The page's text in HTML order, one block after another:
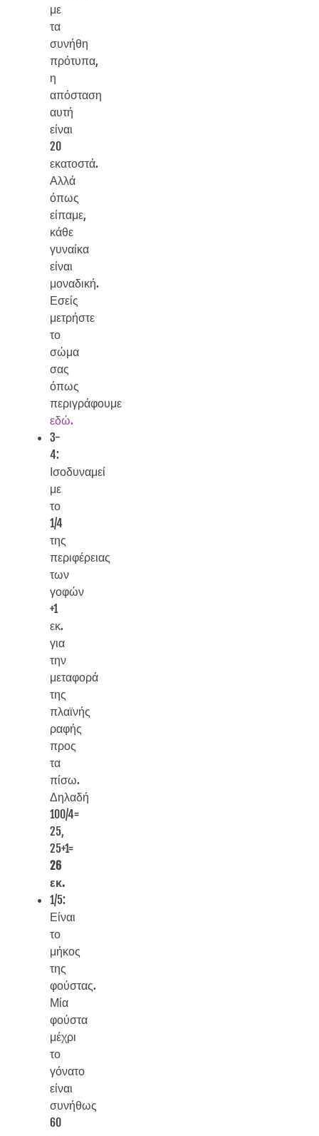
με
τα
συνήθη
πρότυπα,
η
απόσταση
αυτή
είναι
20
εκατοστά.
Αλλά
όπως
είπαμε,
κάθε
γυναίκα
είναι
μοναδική.
Εσείς
μετρήστε
το
σώμα
σας
όπως
περιγράφουμε
εδώ.
3-
4:
Ισοδυναμεί
με
το
1/4
της
περιφέρειας
των
γοφών
+1
εκ.
για
την
μεταφορά
της
πλαϊνής
ραφής
προς
τα
πίσω.
Δηλαδή
100/4=
25,
25+1=
26
εκ.
1/5:
Είναι
το
μήκος
της
φούστας.
Μία
φούστα
μέχρι
το
γόνατο
είναι
συνήθως
60